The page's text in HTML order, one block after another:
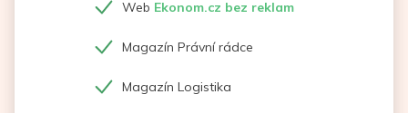
Web Ekonom.cz bez reklam
Magazín Právní rádce
Magazín Logistika